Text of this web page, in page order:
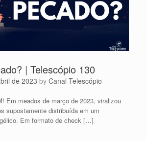
| Telescópio 130
de 2023 by Canal Telescópio
Em meados de março de 2023, viralizou
supostamente distribuída em um
Em formato de check […]